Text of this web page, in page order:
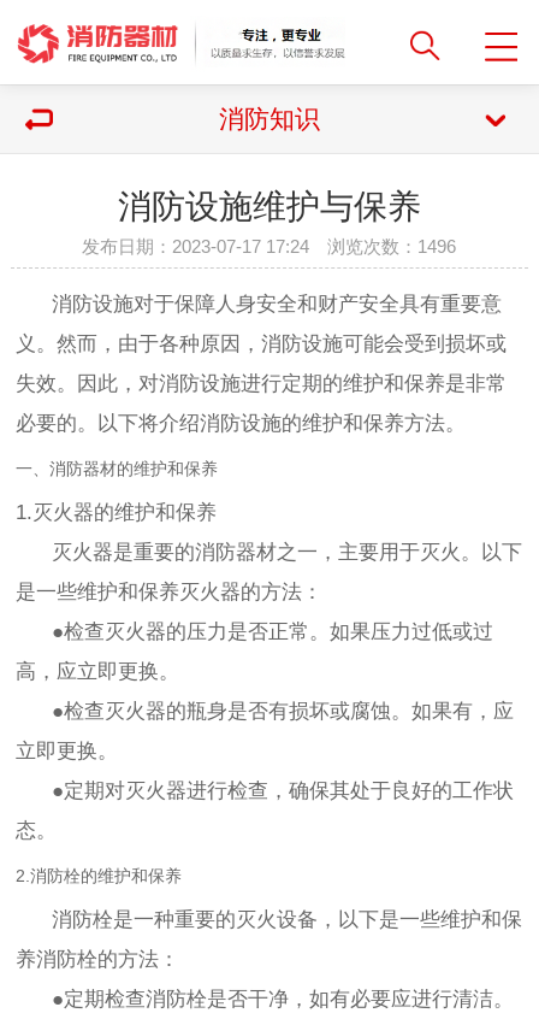
消防知识
消防设施维护与保养
发布日期：2023-07-17 17:24 浏览次数： 1496
消防设施对于保障人身安全和财产安全具有重要意
义。然而，由于各种原因，消防设施可能会受到损坏或
失效。因此，对消防设施进行定期的维护和保养是非常
必要的。以下将介绍消防设施的维护和保养方法。
一、消防器材的维护和保养
1.灭火器的维护和保养
灭火器是重要的消防器材之一，主要用于灭火。以下
是一些维护和保养灭火器的方法：
●检查灭火器的压力是否正常。如果压力过低或过
高，应立即更换。
●检查灭火器的瓶身是否有损坏或腐蚀。如果有，应
立即更换。
●定期对灭火器进行检查，确保其处于良好的工作状
态。
2.消防栓的维护和保养
消防栓是一种重要的灭火设备，以下是一些维护和保
养消防栓的方法：
●定期检查消防栓是否干净，如有必要应进行清洁。